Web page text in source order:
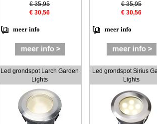
€ 35,95
€ 30,56
meer info
€ 35,95
€ 30,56
meer info
Led grondspot Larch Garden
Lights
Led grondspot Sirius
Lights